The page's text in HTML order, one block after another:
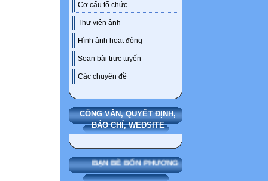
Cơ cấu tổ chức
Thư viện ảnh
Hình ảnh hoạt động
Soạn bài trực tuyến
Các chuyên đề
CÔNG VĂN, QUYẾT ĐỊNH,
BÁO CHÍ, WEDSITE
BẠN BÈ BỐN PHƯƠNG